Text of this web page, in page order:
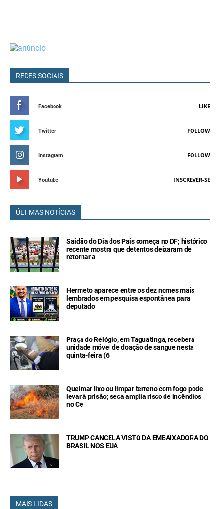
REDES SOCIAIS
Facebook LIKE
Twitter FOLLOW
Instagram FOLLOW
Youtube INSCREVER-SE
ÚLTIMAS NOTÍCIAS
Saidão do Dia dos Pais começa no DF; histórico
recente mostra que detentos deixaram de
retornar a
Hermeto aparece entre os dez nomes mais
lembrados em pesquisa espontânea para
deputado
Praça do Relógio, em Taguatinga, receberá
unidade móvel de doação de sangue nesta
quinta-feira (6
Queimar lixo ou limpar terreno com fogo pode
levar à prisão; seca amplia risco de incêndios
no Ce
TRUMP CANCELA VISTO DA EMBAIXADORA DO
BRASIL NOS EUA
MAIS LIDAS